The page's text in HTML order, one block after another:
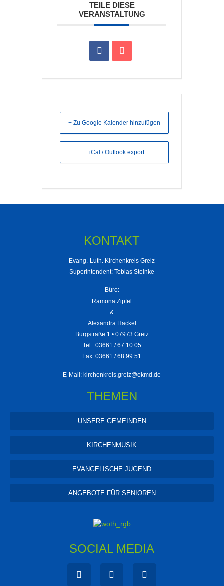
TEILE DIESE
VERANSTALTUNG
+ Zu Google Kalender hinzufügen
+ iCal / Outlook export
KONTAKT
Evang.-Luth. Kirchenkreis Greiz
Superintendent: Tobias Steinke
Büro:
Ramona Zipfel
&
Alexandra Häckel
Burgstraße 1 • 07973 Greiz
Tel.: 03661 / 67 10 05
Fax: 03661 / 68 99 51
E-Mail: kirchenkreis.greiz@ekmd.de
THEMEN
UNSERE GEMEINDEN
KIRCHENMUSIK
EVANGELISCHE JUGEND
ANGEBOTE FÜR SENIOREN
SOCIAL MEDIA